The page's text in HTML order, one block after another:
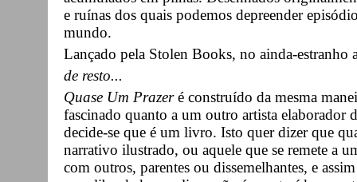
e ruínas dos quais podemos depreender
mundo.
Lançado pela Stolen Books, no ainda-estranho
de resto...
Quase Um Prazeré construído da mesma
fascinado quanto a um outro artista elaborador
decide-se que é um livro. Isto quer dizer que
narrativo ilustrado, ou aquele que se remete a
com outros, parentes ou dissemelhantes, e